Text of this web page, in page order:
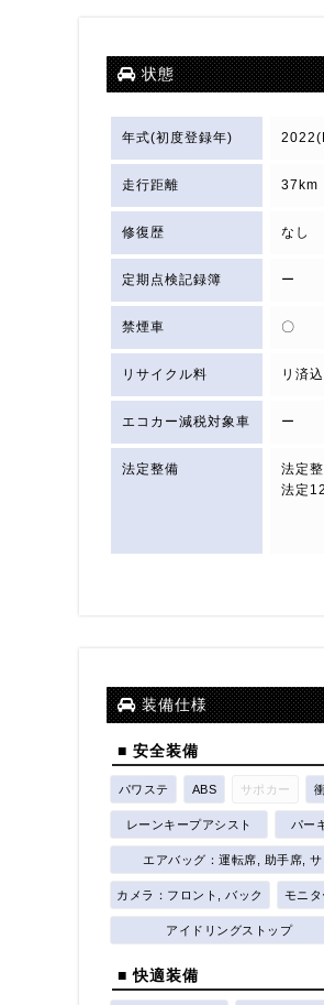
状態
年式(初度登録年)
走行距離 37km
修復歴 なし
定期点検記録簿 ー
禁煙車 〇
リサイクル料 リ済込
エコカー減税対象車 ー
法定整備
法定
法定
装備仕様
■ 安全装備
パワステ ABS サポカー
レーンキープアシスト パー
エアバッグ：運転席, 助手席,
カメラ：フロント, バック モニ
アイドリングストップ
■ 快適装備